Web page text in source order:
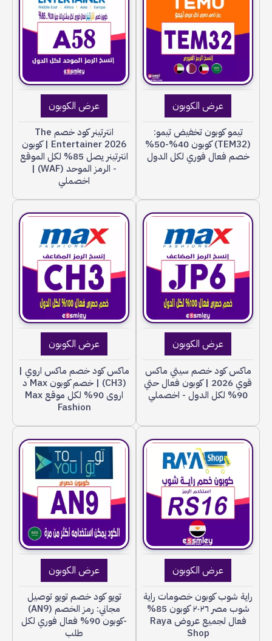
عرض الكوبون
تيمو كوبون تخفيض تيمو:
(TEM32) كوبون 40%-50%
خصم فعال فوري لكل الدول
عرض الكوبون
انترتينر كود خصم The
Entertainer 2026 | كوبون
انترتينر يصل 85% لكل الموقع
- الرمز الموحد (WAF) |
اخصملي
عرض الكوبون
ماكس كود خصم سيتي ماكس
قوي 2026 | كوبون فعال حتي
90% لكل الدول - اخصملي
عرض الكوبون
ماكس كود خصم ماكس اروي |
(CH3) | خصم كوبون Max د
اروى 90% لكل موقع Max
Fashion
عرض الكوبون
راية شوب كوبون خصومات راية
شوب مصر ٢٠٢٦ كوبون 85%
فعال لجميع عروض Raya
Shop
عرض الكوبون
تويو كود خصم تويو توصيل
مجاني: رمز الخصم (AN9)
-كوبون 90% فعال فوري لكل
طلب